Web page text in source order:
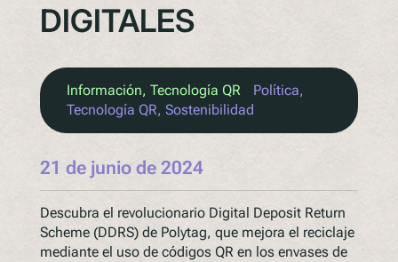
DIGITALES
Información, Tecnología QR Política
Tecnología QR, Sostenibilidad
21 de junio de 2024
Descubra el revolucionario Digital Deposit Return
Scheme (DDRS) de Polytag, que mejora el reciclaje
mediante el uso de códigos QR en los envases de